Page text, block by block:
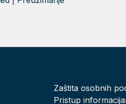
Zaštita osobnih
Pristup